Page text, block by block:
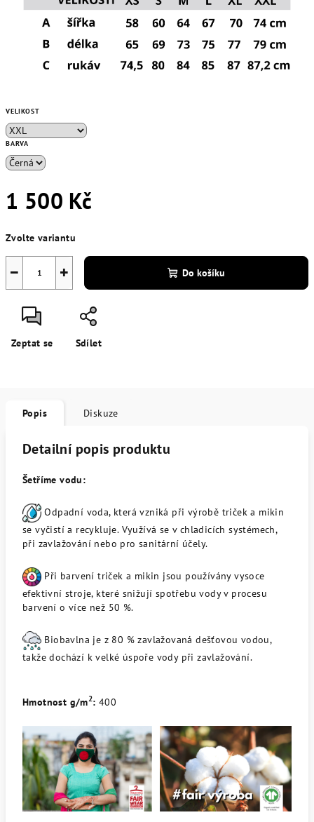
VELIKOST
BARVA
1 500 Kč
cena:
Zvolte variantu
+
− Do košíku
Zeptat se Sdílet
Popis Diskuze
Detailní popis produktu
Šetříme vodu:
Odpadní voda, která vzniká při výrobě triček a mikin
se vyčistí a recykluje. Využívá se v chladicích systémech,
při zavlažování nebo pro sanitární účely.
Při barvení triček a mikin jsou používány vysoce
efektivní stroje, které snižují spotřebu vody v procesu
barvení o více než 50 %.
Biobavlna je z 80 % zavlažovaná dešťovou vodou,
takže dochází k velké úspoře vody při zavlažování.
Hmotnost g/m2:400